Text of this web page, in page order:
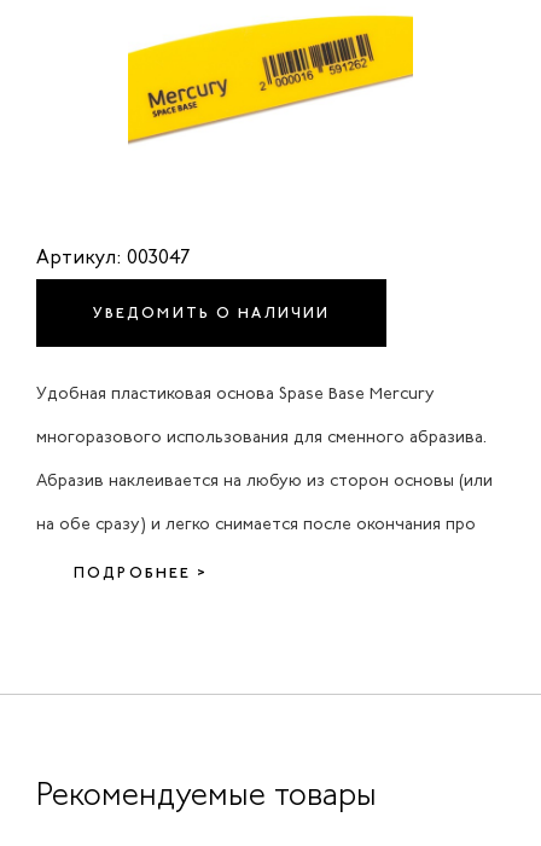
Артикул: 003047
УВЕДОМИТЬ О НАЛИЧИИ
Удобная пластиковая основа Spase Base Mercury
многоразового использования для сменного абразива.
Абразив наклеивается на любую из сторон основы (или
на обе сразу) и легко снимается после окончания про
ПОДРОБНЕЕ >
Рекомендуемые товары